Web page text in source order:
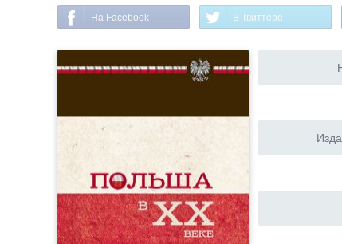
На Facebook В Твиттере